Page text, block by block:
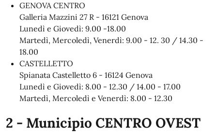
GENOVA CENTRO
Galleria Mazzini 27 R - 16121 Genova
Lunedì e Giovedì: 9.00 -18.00
Martedì, Mercoledì, Venerdì: 9.00 - 12. 30 / 14.30 -
18.00
CASTELLETTO
Spianata Castelletto 6 - 16124 Genova
Lunedì e Giovedì: 8.00 - 12.30 / 14.00 - 17.00
Martedì, Mercoledì e Venerdì: 8.00 - 12.30
2 - Municipio CENTRO OVEST